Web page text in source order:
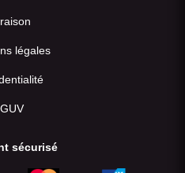
légales
sécurisé